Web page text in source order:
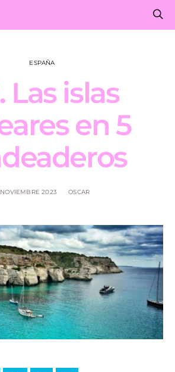
ESPAÑA
Las islas
en 5
2023 OSCAR